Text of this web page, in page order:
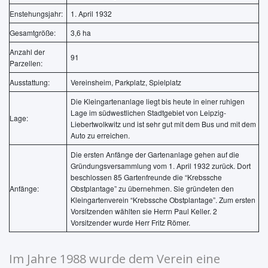
Enstehungsjahr:
1. April 1932
Gesamtgröße:
3,6 ha
Anzahl der
Parzellen:
91
Ausstattung: Vereinsheim, Parkplatz, Spielplatz
Lage:
Die Kleingartenanlage liegt bis heute in einer ruhigen
Lage im südwestlichen Stadtgebiet von Leipzig-
Liebertwolkwitz und ist sehr gut mit dem Bus und mit dem
Auto zu erreichen.
Anfänge:
Die ersten Anfänge der Gartenanlage gehen auf die
Gründungsversammlung vom 1. April 1932 zurück. Dort
beschlossen 85 Gartenfreunde die “Krebssche
Obstplantage” zu übernehmen. Sie gründeten den
Kleingartenverein “Krebssche Obstplantage”. Zum ersten
Vorsitzenden wählten sie Herrn Paul Keller. 2
Vorsitzender wurde Herr Fritz Römer.
Im Jahre 1988 wurde dem Verein eine